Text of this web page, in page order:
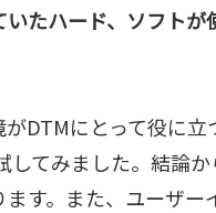
たハード、ソフトが
DTMにとって役に
してみました。結論
す。また、ユーザ